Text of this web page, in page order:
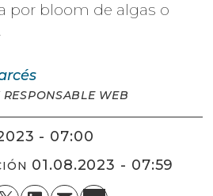
por bloom de algas o
WEB
- 07:00
01.08.2023 - 07:59